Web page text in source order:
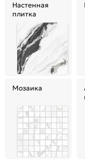
Настенная
плитка
Мозаика